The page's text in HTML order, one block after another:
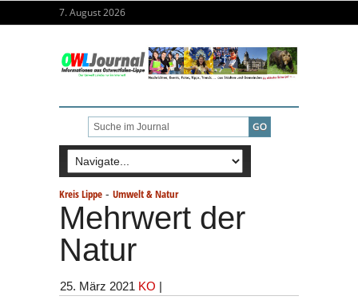
7. August 2026
Kreis Lippe - Umwelt & Natur
Mehrwert der
Natur
25. März 2021 KO |